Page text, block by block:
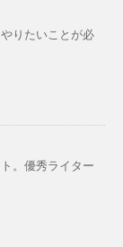
りたいことが必
。優秀ライター